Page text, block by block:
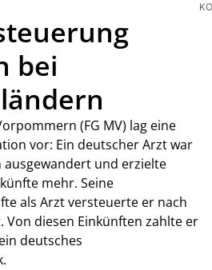
bei
(FG MV) lag eine
vor: Ein deutscher Arzt war
ausgewandert und erzielte
mehr. Seine
als Arzt versteuerte er nach
diesen Einkünften zahlte er
deutsches